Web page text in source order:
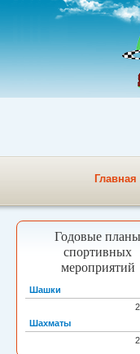
Главная
Годовые планы
спортивных
мероприятий
Шашки
Шахматы